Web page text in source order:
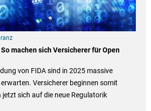
machen sich Versicherer für Open
von FIDA sind in 2025 massive
Versicherer beginnen somit
jetzt sich auf die neue Regulatorik